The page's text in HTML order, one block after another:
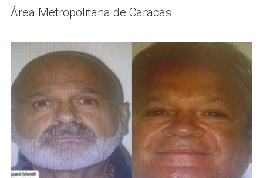
Área Metropolitana de Caracas.